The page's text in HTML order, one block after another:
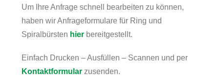
Um Ihre Anfrage schnell bearbeiten zu können,
haben wir Anfrageformulare für Ring und
Spiralbürsten hier bereitgestellt.
Einfach Drucken – Ausfüllen – Scannen und per
Kontaktformular zusenden.